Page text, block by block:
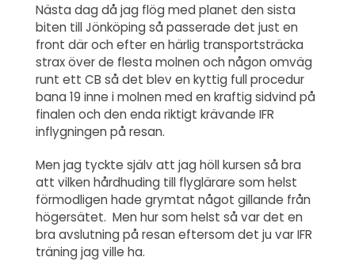
Nästa dag då jag flög med planet den sista
biten till Jönköping så passerade det just en
front där och efter en härlig transportsträcka
strax över de flesta molnen och någon omväg
runt ett CB så det blev en kyttig full procedur
bana 19 inne i molnen med en kraftig sidvind på
finalen och den enda riktigt krävande IFR
inflygningen på resan.
Men jag tyckte själv att jag höll kursen så bra
att vilken hårdhuding till flyglärare som helst
förmodligen hade grymtat något gillande från
högersätet. Men hur som helst så var det en
bra avslutning på resan eftersom det ju var IFR
träning jag ville ha.